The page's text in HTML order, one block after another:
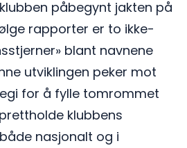
påbegynt jakten på
rapporter er to ikke-
blant navnene
utviklingen peker mot
for å fylle tomrommet
klubbens
nasjonalt og i